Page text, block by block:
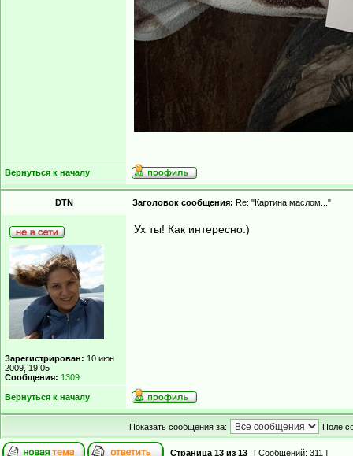
Вернуться к началу
DTN Заголовок сообщения: Re: "Картина маслом..."
Зарегистрирован: 10 июн
2009, 19:05
Сообщения: 1309
Ух ты! Как интересно.)
Вернуться к началу
Показать сообщения за: Поле
Страница 13 из 13 [ Сообщений: 311 ]